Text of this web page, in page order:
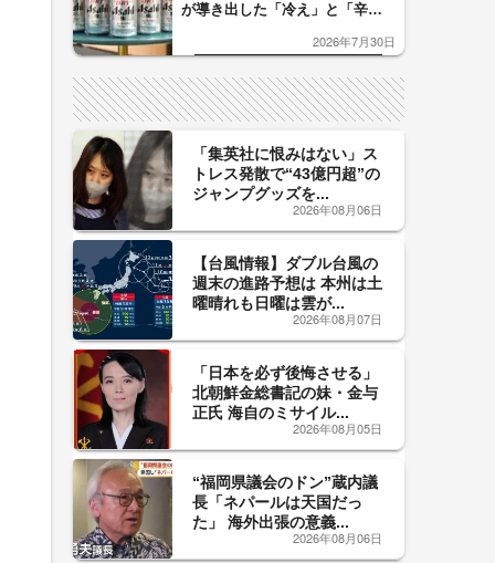
が導き出した「冷え」と「辛
した「辛口カーブ」が飲み頃の
2026年7月30日
「集英社に恨みはない」ス
トレス発散で“43億円超”の
ジャンプグッズを...
2026年08月06日
【台風情報】ダブル台風の
週末の進路予想は 本州は土
曜晴れも日曜は雲が...
2026年08月07日
「日本を必ず後悔させる」
北朝鮮金総書記の妹・金与
正氏 海自のミサイル...
2026年08月05日
“福岡県議会のドン”蔵内議
長「ネパールは天国だっ
た」 海外出張の意義...
2026年08月06日